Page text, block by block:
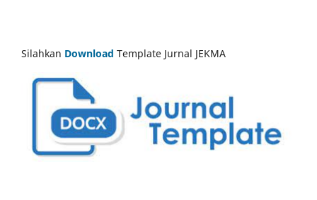
Silahkan Download Template Jurnal JEKMA